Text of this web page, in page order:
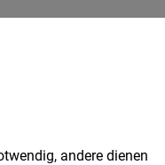
andere dienen